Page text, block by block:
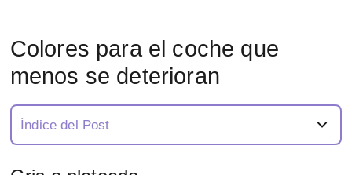
Colores para el coche que
menos se deterioran
Índice del Post